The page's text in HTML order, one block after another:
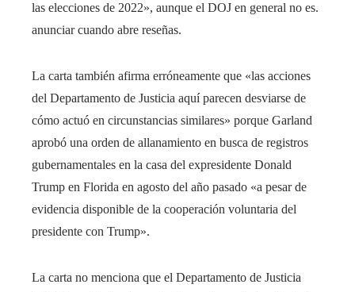
las elecciones de 2022», aunque el DOJ en general no es.
anunciar cuando abre reseñas.
La carta también afirma erróneamente que «las acciones
del Departamento de Justicia aquí parecen desviarse de
cómo actuó en circunstancias similares» porque Garland
aprobó una orden de allanamiento en busca de registros
gubernamentales en la casa del expresidente Donald
Trump en Florida en agosto del año pasado «a pesar de
evidencia disponible de la cooperación voluntaria del
presidente con Trump».
La carta no menciona que el Departamento de Justicia